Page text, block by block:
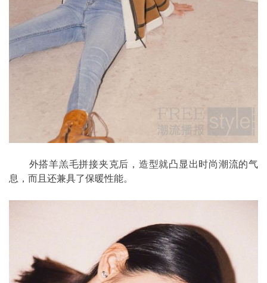
外搭羊羔毛拼接夹克后，造型就凸显出时尚潮流的气
息，而且还兼具了保暖性能。